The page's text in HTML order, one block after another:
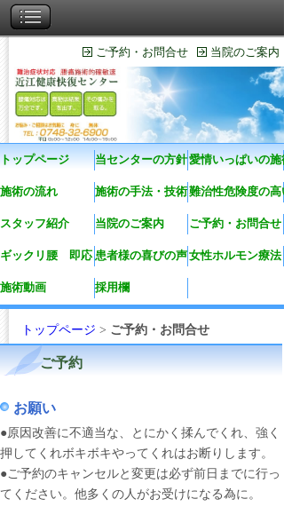
ご予約・お問合せ 当院のご案内
トップページ 当センターの方針愛情いっぱいの施
施術の流れ 施術の手法・技術難治性危険度の高
スタッフ紹介 当院のご案内 ご予約・お問合せ
ギックリ腰 即応 患者様の喜びの声女性ホルモン療法
施術動画 採用欄
トップページ > ご予約・お問合せ
ご予約
お願い
●原因改善に不適当な、とにかく揉んでくれ、強く
押してくれボキボキやってくれはお断りします。
●ご予約のキャンセルと変更は必ず前日までに行っ
てください。他多くの人がお受けになる為に。